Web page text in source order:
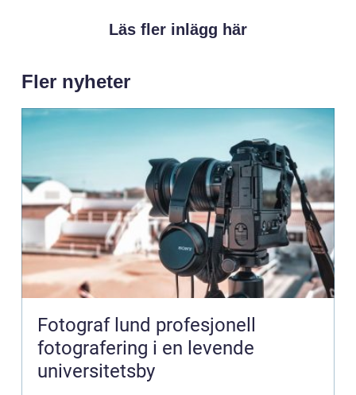
Läs fler inlägg här
Fler nyheter
Fotograf lund profesjonell
fotografering i en levende
universitetsby